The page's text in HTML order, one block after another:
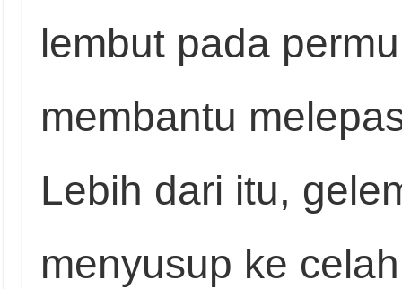
lembut pada
membantu
Lebih dari itu,
menyusup ke